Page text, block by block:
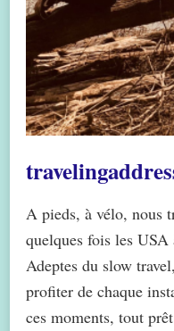
A pieds, à vélo, nous
quelques fois les USA
Adeptes du slow
profiter de chaque
ces moments, tout